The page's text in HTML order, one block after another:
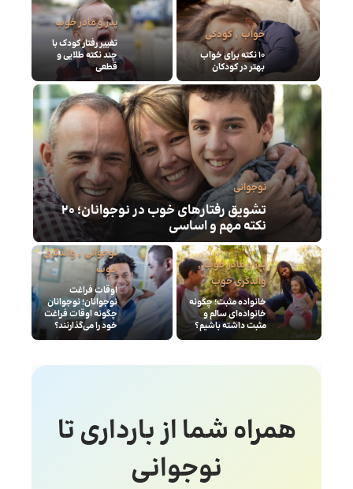
پدر و مادر خوب
تغییر رفتار کودک با
چند نکته طلایی و
قطعی
خواب , کودکی
10 نکته برای خواب
بهتر در کودکان
نوجوانی
تشویق رفتارهای خوب در نوجوانان؛ 20
نکته مهم و اساسی
نوجوانی , والدگری
خوب
اوقات فراغت
نوجوانان؛ نوجوانان
چگونه اوقات فراغت
خود را می‌گذارنند؟
پدر و مادر خوب ,
والدگری خوب
خانواده مثبت؛ چگونه
خانواده‌ای سالم و
مثبت داشته باشیم؟
همراه شما از بارداری تا
نوجوانی